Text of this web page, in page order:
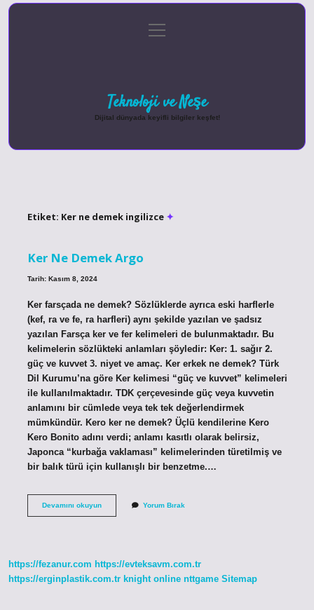
Gizlilik Politikası
menüyü
aç
Teknoloji ve Neşe
Dijital dünyada keyifli bilgiler keşfet!
Etiket: Ker ne demek ingilizce
Ker Ne Demek Argo
Tarih: Kasım 8, 2024
Ker farsçada ne demek? Sözlüklerde ayrıca eski harflerle
(kef, ra ve fe, ra harfleri) aynı şekilde yazılan ve şadsız
yazılan Farsça ker ve fer kelimeleri de bulunmaktadır. Bu
kelimelerin sözlükteki anlamları şöyledir: Ker: 1. sağır 2.
güç ve kuvvet 3. niyet ve amaç. Ker erkek ne demek? Türk
Dil Kurumu’na göre Ker kelimesi “güç ve kuvvet” kelimeleri
ile kullanılmaktadır. TDK çerçevesinde güç veya kuvvetin
anlamını bir cümlede veya tek tek değerlendirmek
mümkündür. Kero ker ne demek? Üçlü kendilerine Kero
Kero Bonito adını verdi; anlamı kasıtlı olarak belirsiz,
Japonca “kurbağa vaklaması” kelimelerinden türetilmiş ve
bir balık türü için kullanışlı bir benzetme.…
Devamını okuyunKer
Yorum Bırak
https://fezanur.com https://evteksavm.com.tr
https://erginplastik.com.tr knight online nttgame Sitemap